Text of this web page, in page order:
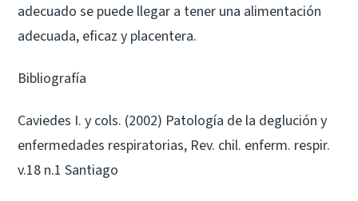
adecuado se puede llegar a tener una alimentación
adecuada, eficaz y placentera.
Bibliografía
Caviedes I. y cols. (2002) Patología de la deglución y
enfermedades respiratorias, Rev. chil. enferm. respir.
v.18 n.1 Santiago